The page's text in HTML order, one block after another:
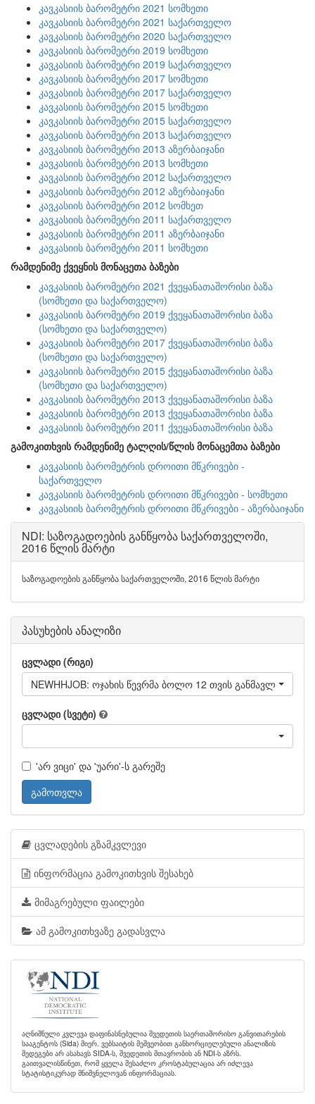
კავკასიის ბარომეტრი 2021 სომხეთი
კავკასიის ბარომეტრი 2021 საქართველო
კავკასიის ბარომეტრი 2020 საქართველო
კავკასიის ბარომეტრი 2019 სომხეთი
კავკასიის ბარომეტრი 2019 საქართველო
კავკასიის ბარომეტრი 2017 სომხეთი
კავკასიის ბარომეტრი 2017 საქართველო
კავკასიის ბარომეტრი 2015 სომხეთი
კავკასიის ბარომეტრი 2015 საქართველო
კავკასიის ბარომეტრი 2013 საქართველო
კავკასიის ბარომეტრი 2013 აზერბაიჯანი
კავკასიის ბარომეტრი 2013 სომხეთი
კავკასიის ბარომეტრი 2012 საქართველო
კავკასიის ბარომეტრი 2012 აზერბაიჯანი
კავკასიის ბარომეტრი 2012 სომხეთ
კავკასიის ბარომეტრი 2011 საქართველო
კავკასიის ბარომეტრი 2011 აზერბაიჯანი
კავკასიის ბარომეტრი 2011 სომხეთი
რამდენიმე ქვეყნის მონაცეთა ბაზები
კავკასიის ბარომეტრი 2021 ქვეყანათაშორისი ბაზა
(სომხეთი და საქართველო)
კავკასიის ბარომეტრი 2019 ქვეყანათაშორისი ბაზა
(სომხეთი და საქართველო)
კავკასიის ბარომეტრი 2017 ქვეყანათაშორისი ბაზა
(სომხეთი და საქართველო)
კავკასიის ბარომეტრი 2015 ქვეყანათაშორისი ბაზა
(სომხეთი და საქართველო)
კავკასიის ბარომეტრი 2013 ქვეყანათაშორისი ბაზა
კავკასიის ბარომეტრი 2013 ქვეყანათაშორისი ბაზა
კავკასიის ბარომეტრი 2011 ქვეყანათაშორისი ბაზა
გამოკითხვის რამდენიმე ტალღის/წლის მონაცემთა ბაზები
კავკასიის ბარომეტრის დროითი მწკრივები -
საქართველო
კავკასიის ბარომეტრის დროითი მწკრივები - სომხეთი
კავკასიის ბარომეტრის დროითი მწკრივები - აზერბაიჯანი
NDI: საზოგადოების განწყობა საქართველოში,
2016 წლის მარტი
საზოგადოების განწყობა საქართველოში, 2016 წლის მარტი
პასუხების ანალიზი
ცვლადი (რიგი)
NEWHHJOB: ოჯახის წევრმა ბოლო 12 თვის განმავლობაში
ცვლადი (სვეტი)
'არ ვიცი' და 'უარი'-ს გარეშე
გამოთვლა
ცვლადების გზამკვლევი
ინფორმაცია გამოკითხვის შესახებ
მიმაგრებული ფაილები
ამ გამოკითხვაზე გადასვლა
აღნიშნული კვლევა დაფინასნებულია შვედეთის საერთაშორისო განვითარების
სააგენტოს (Sida) მიერ. ვებსაიტის მეშვეობით განხორციელებული ანალიზის
შედეგები არ ასახავს SIDA-ს, შვედეთის მთავრობის ან NDI-ს აზრს.
გაითვალისწინეთ, რომ ყველა შესაძლო კროსტაბულაცია არ იძლევა
სტატისტიკურად მნიშვნელოვან ინფორმაციას.